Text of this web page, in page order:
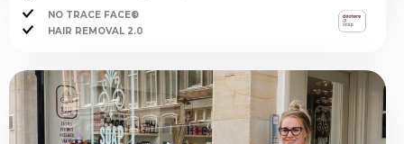
NO TRACE FACE®
HAIR REMOVAL 2.0